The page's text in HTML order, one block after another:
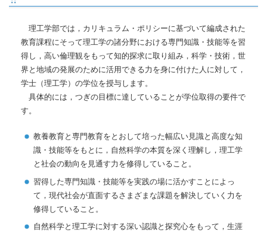
理工学部では，カリキュラム・ポリシーに基づいて編成された
教育課程にそって理工学の諸分野における専門知識・技能等を習
得し，高い倫理観をもって知的探求に取り組み，科学・技術，世
界と地域の発展のために活用できる力を身に付けた人に対して，
学士（理工学）の学位を授与します。
具体的には，つぎの目標に達していることが学位取得の要件で
す。
教養教育と専門教育をとおして培った幅広い見識と高度な知
識・技能等をもとに，自然科学の本質を深く理解し，理工学
と社会の動向を見通す力を修得していること。
習得した専門知識・技能等を実践の場に活かすことによっ
て，現代社会が直面するさまざまな課題を解決していく力を
修得していること。
自然科学と理工学に対する深い認識と探究心をもって，生涯